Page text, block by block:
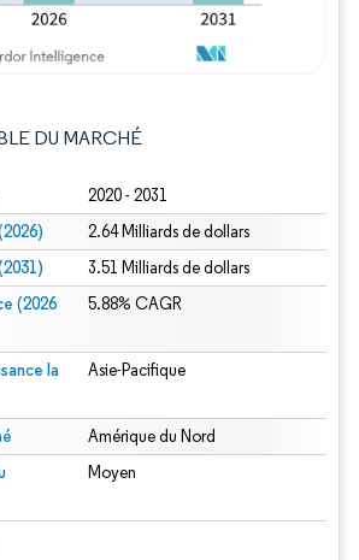
DU MARCHÉ
2020 - 2031
2.64 Milliards de dollars
3.51 Milliards de dollars
(2026
5.88% CAGR
la
Asie-Pacifique
Amérique du Nord
Moyen
La réutilisation nécessite une attribution sous CC